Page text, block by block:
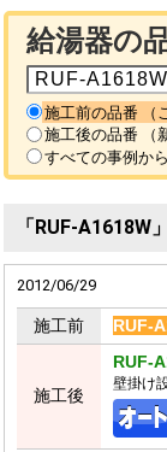
給湯器の
施工前の品番 （
施工後の品番 （
すべての事例か
「RUF-A1618W
2012/06/29
施工前 RUF-
施工後
RUF-
壁掛け